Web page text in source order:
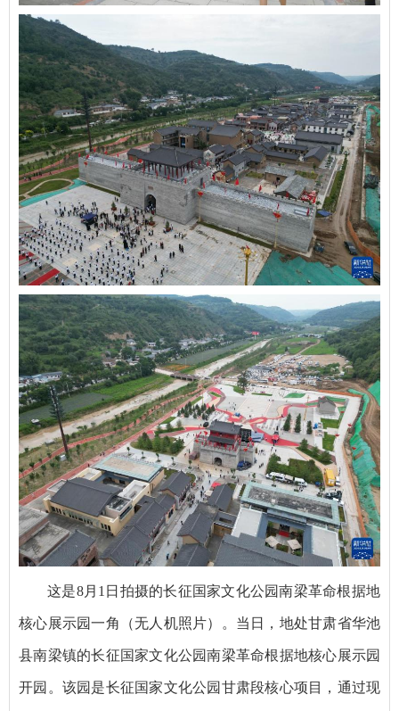
这是8月1日拍摄的长征国家文化公园南梁革命根据地
核心展示园一角（无人机照片）。当日，地处甘肃省华池
县南梁镇的长征国家文化公园南梁革命根据地核心展示园
开园。该园是长征国家文化公园甘肃段核心项目，通过现